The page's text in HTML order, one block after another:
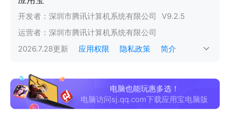
开发者： 深圳市腾讯计算机系统有限公司 V9.2.5
运营者： 深圳市腾讯计算机系统有限公司
2026.7.28更新 应用权限 隐私政策 简介
电脑也能玩惠多选！
电脑访问sj.qq.com下载应用宝电脑版